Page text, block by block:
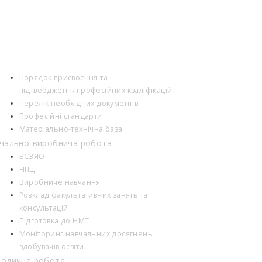
Порядок присвоєння та
підтвердженняпрофесійних кваліфікацій
Перелік необхідних документів
Професійні стандарти
Матеріально-технічна база
виробнича робота
ВСЗЯО
НПЦ
Виробниче навчання
Розклад факультативних занять та
консультацій
Підготовка до НМТ
Моніторинг навчальних досягнень
здобувачів освіти